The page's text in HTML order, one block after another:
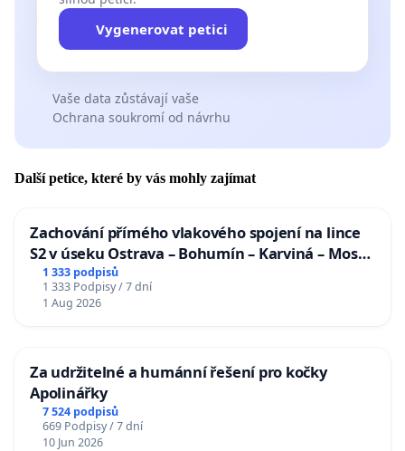
Vygenerovat petici
Vaše data zůstávají vaše
Ochrana soukromí od návrhu
Další petice, které by vás mohly zajímat
Zachování přímého vlakového spojení na lince
S2 v úseku Ostrava – Bohumín – Karviná – Mosty
u Jablunkova
1 333 podpisů
1 333 Podpisy / 7 dní
1 Aug 2026
Za udržitelné a humánní řešení pro kočky
Apolinářky
7 524 podpisů
669 Podpisy / 7 dní
10 Jun 2026